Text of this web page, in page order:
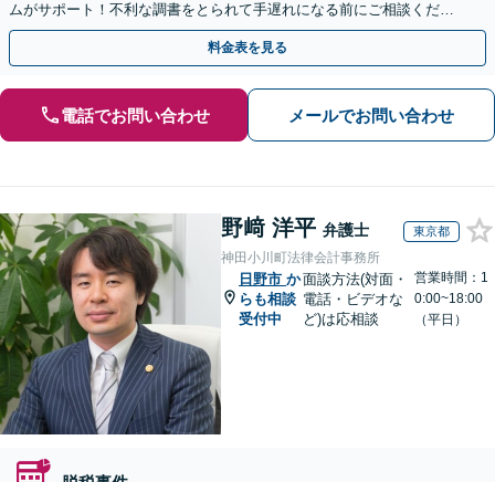
ムがサポート！不利な調書をとられて手遅れになる前にご相談くださ
い。
料金表を見る
電話でお問い合わせ メールでお問い合わせ
野﨑 洋平 弁護士 東京都
神田小川町法律会計事務所
日野市 か
らも相談
受付中
面談方法(対面・
電話・ビデオな
ど)は応相談
営業時間：1
0:00~18:00
（平日）